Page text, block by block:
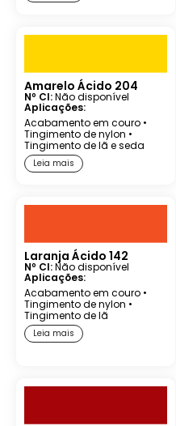
Amarelo Ácido 204
Nº CI:Não disponível
Aplicações:
Acabamento em couro •
Tingimento de nylon •
Tingimento de lã e seda
Leia mais
Laranja Ácido 142
Nº CI:Não disponível
Aplicações:
Acabamento em couro •
Tingimento de nylon •
Tingimento de lã
Leia mais